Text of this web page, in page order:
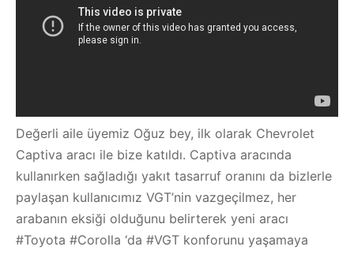
Değerli aile üyemiz Oğuz bey, ilk olarak Chevrolet
Captiva aracı ile bize katıldı. Captiva aracında
kullanırken sağladığı yakıt tasarruf oranını da bizlerle
paylaşan kullanıcımız VGT’nin vazgeçilmez, her
arabanın eksiği olduğunu belirterek yeni aracı
#Toyota #Corolla ‘da #VGT konforunu yaşamaya